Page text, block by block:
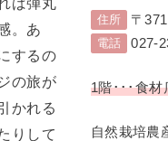
。あ
するの
の旅が
かれる
りして
住所 〒
電話 027-
1階･･･食材
自然栽培農